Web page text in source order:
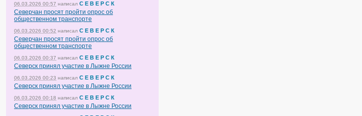
06.03.2026 00:57 написал С Е В Е Р С К
Северчан просят пройти опрос об
общественном транспорте
06.03.2026 00:52 написал С Е В Е Р С К
Северчан просят пройти опрос об
общественном транспорте
06.03.2026 00:37 написал С Е В Е Р С К
Северск принял участие в Лыжне России
06.03.2026 00:23 написал С Е В Е Р С К
Северск принял участие в Лыжне России
06.03.2026 00:18 написал С Е В Е Р С К
Северск принял участие в Лыжне России